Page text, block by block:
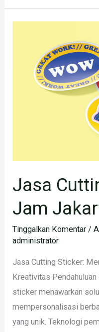
Jasa
Jam
Tinggalkan Komentar /
administrator
Jasa Cutting Sticker:
Kreativitas
sticker menawarkan
mempersonalisasi
yang unik. Teknologi